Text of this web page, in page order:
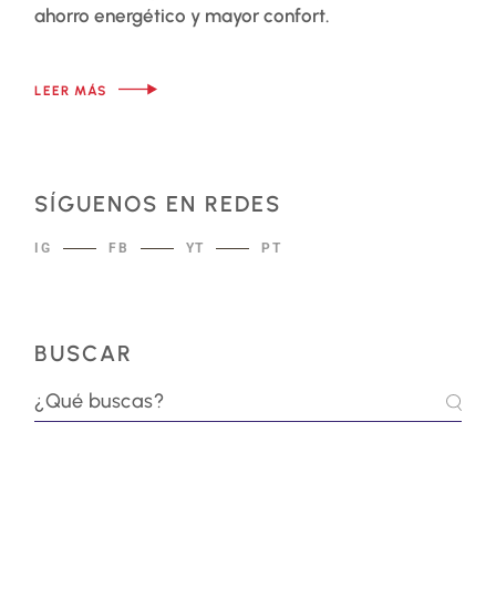
ahorro energético y mayor confort.
LEER MÁS
SÍGUENOS EN REDES
IG FB YT PT
BUSCAR